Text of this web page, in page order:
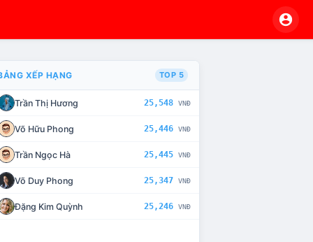
CHẾ TÀI XỬ LÝ VI PHẠM
XẾP HẠNG TOP 5
Trần Thị Hương 25,548 VNĐ
Võ Hữu Phong 25,446 VNĐ
Trần Ngọc Hà 25,445 VNĐ
Võ Duy Phong 25,347 VNĐ
Đặng Kim Quỳnh 25,246 VNĐ